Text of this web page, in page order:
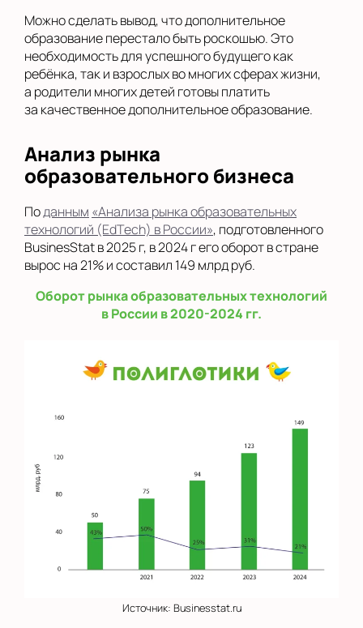
Можно сделать вывод, что дополнительное
образование перестало быть роскошью. Это
необходимость для успешного будущего как
ребёнка, так и взрослых во многих сферах жизни,
а родители многих детей готовы платить
за качественное дополнительное образование.
Анализ рынка
образовательного бизнеса
Поданным «Анализа рынка образовательных
технологий (EdTech) в России», подготовленного
BusinesStat в 2025 г, в 2024 г его оборот в стране
вырос на 21% и составил 149 млрд руб.
Оборот рынка образовательных технологий
в России в 2020-2024 гг.
Источник: Businesstat.ru